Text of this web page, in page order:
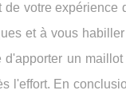
de votre
et à vous
d'apporter un
l'effort. En